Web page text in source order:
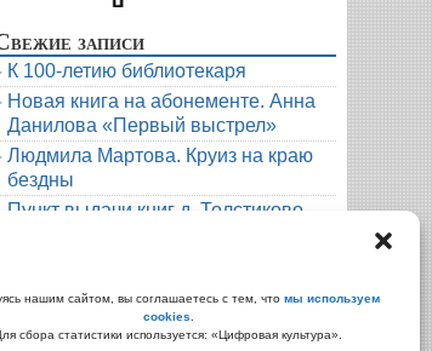
нашим сайтом, вы соглашаетесь с тем, что мы используем
cookies
сбора статистики используется: «Цифровая культура».
записи
К 100-летию библиотекаря
Новая книга на абонементе. Анна
Данилова «Первый выстрел»
Людмила Мартова. Круиз на краю
бездны
Пункт выдачи книг д. Толстиково.